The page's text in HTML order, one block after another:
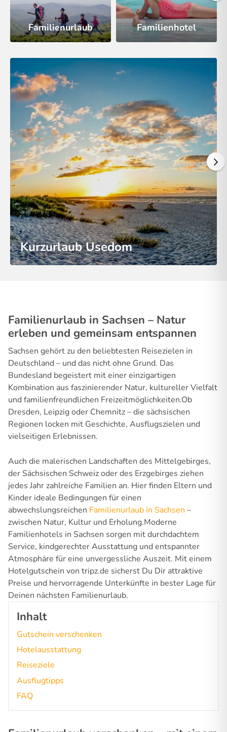
Familienurlaub Familienhotel
Kurzurlaub Usedom
Familienurlaub in Sachsen – Natur
erleben und gemeinsam entspannen
Sachsen gehört zu den beliebtesten Reisezielen in
Deutschland – und das nicht ohne Grund. Das
Bundesland begeistert mit einer einzigartigen
Kombination aus faszinierender Natur, kultureller Vielfalt
und familienfreundlichen Freizeitmöglichkeiten.Ob
Dresden, Leipzig oder Chemnitz – die sächsischen
Regionen locken mit Geschichte, Ausflugszielen und
vielseitigen Erlebnissen.
Auch die malerischen Landschaften des Mittelgebirges,
der Sächsischen Schweiz oder des Erzgebirges ziehen
jedes Jahr zahlreiche Familien an. Hier finden Eltern und
Kinder ideale Bedingungen für einen
abwechslungsreichen Familienurlaub in Sachsen –
zwischen Natur, Kultur und Erholung.Moderne
Familienhotels in Sachsen sorgen mit durchdachtem
Service, kindgerechter Ausstattung und entspannter
Atmosphäre für eine unvergessliche Auszeit. Mit einem
Hotelgutschein von tripz.de sicherst Du Dir attraktive
Preise und hervorragende Unterkünfte in bester Lage für
Deinen nächsten Familienurlaub.
Inhalt
Gutschein verschenken
Hotelausstattung
Reiseziele
Ausflugtipps
FAQ